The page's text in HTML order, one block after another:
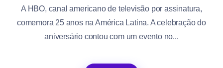
A HBO, canal americano de televisão por assinatura,
comemora 25 anos na América Latina. A celebração do
aniversário contou com um evento no...